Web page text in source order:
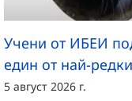
Учени от ИБЕИ
един от най-
5 август 2026 г.